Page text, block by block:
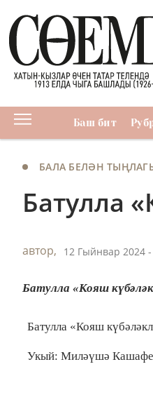
Баш бит
БАЛА БЕЛӘН
Батулла
автор, 12 Гыйнвар 2024
Батулла «Кояш
Батулла «Кояш
Укый: Миләүшә